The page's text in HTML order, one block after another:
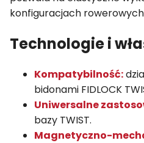
konfiguracjach
Technologie i
Kompatybilność:
bidonami FIDLOCK
Uniwersalne
bazy TWIST.
Magnetyczno-